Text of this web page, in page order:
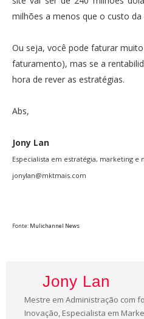
milhões a menos que o custo da
Ou seja, você pode faturar
faturamento), mas se a
hora de rever as estratégias.
Abs,
Jony Lan
Especialista em estratégia, marketing e
jonylan@mktmais.com
Fonte: Mulichannel News
Jony Lan
Mestre em Administração com
Inovação, Especialista em